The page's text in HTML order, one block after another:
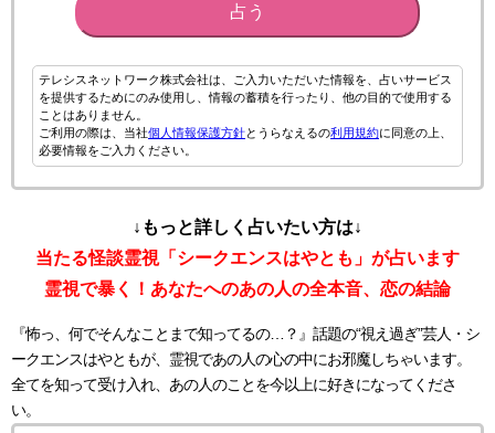
占う
テレシスネットワーク株式会社は、ご入力いただいた情報を、占いサービス
を提供するためにのみ使用し、情報の蓄積を行ったり、他の目的で使用する
ことはありません。
ご利用の際は、当社個人情報保護方針とうらなえるの利用規約に同意の上、
必要情報をご入力ください。
↓もっと詳しく占いたい方は↓
当たる怪談霊視「シークエンスはやとも」が占います
霊視で暴く！あなたへのあの人の全本音、恋の結論
『怖っ、何でそんなことまで知ってるの…？』話題の“視え過ぎ”芸人・シ
ークエンスはやともが、霊視であの人の心の中にお邪魔しちゃいます。
全てを知って受け入れ、あの人のことを今以上に好きになってくださ
い。